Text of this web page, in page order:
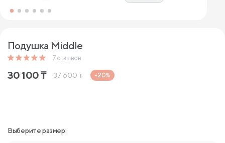
Подушка Middle
7 отзывов
30 100₸ 37 600₸ -20%
Выберите размер: